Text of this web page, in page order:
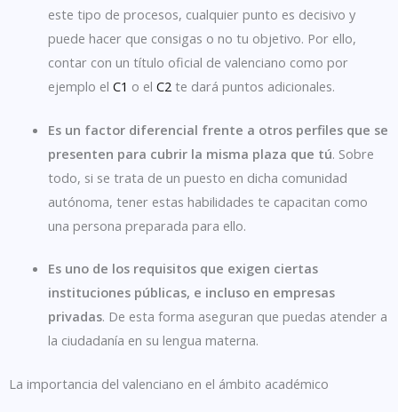
este tipo de procesos, cualquier punto es decisivo y
puede hacer que consigas o no tu objetivo. Por ello,
contar con un título oficial de valenciano como por
ejemplo el C1 o el C2 te dará puntos adicionales.
Es un factor diferencial frente a otros perfiles que se
presenten para cubrir la misma plaza que tú. Sobre
todo, si se trata de un puesto en dicha comunidad
autónoma, tener estas habilidades te capacitan como
una persona preparada para ello.
Es uno de los requisitos que exigen ciertas
instituciones públicas, e incluso en empresas
privadas. De esta forma aseguran que puedas atender a
la ciudadanía en su lengua materna.
La importancia del valenciano en el ámbito académico